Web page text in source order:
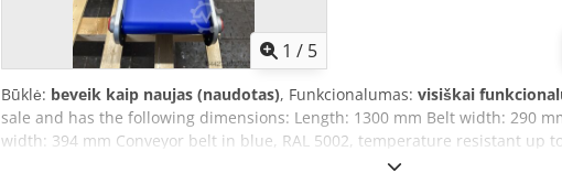
1 / 5
Būklė: beveik kaip naujas (naudotas), Funkcionalumas: visiškai
sale and has the following dimensions: Length: 1300 mm Belt width: 290
width: 394 mm Conveyor belt in blue, RAL 5002, temperature resistant up
high Motor protection switch next to the motor With adjustable support